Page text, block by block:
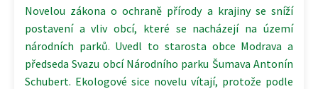
Novelou zákona o ochraně přírody a krajiny se sníží
postavení a vliv obcí, které se nacházejí na území
národních parků. Uvedl to starosta obce Modrava a
předseda Svazu obcí Národního parku Šumava Antonín
Schubert. Ekologové sice novelu vítají, protože podle